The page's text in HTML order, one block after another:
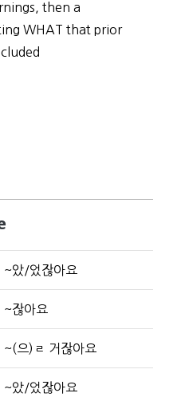
then a
WHAT that prior
~았/었잖아요
~잖아요
~(으)ㄹ 거잖아요
~았/었잖아요